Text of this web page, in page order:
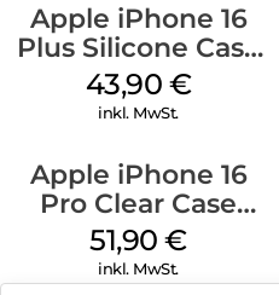
Apple iPhone 16
Plus Silicone Case
MagSafe Black
43,90 €
inkl. MwSt.
Apple iPhone 16
Pro Clear Case
MagSafe
Transparent
51,90€
inkl. MwSt.